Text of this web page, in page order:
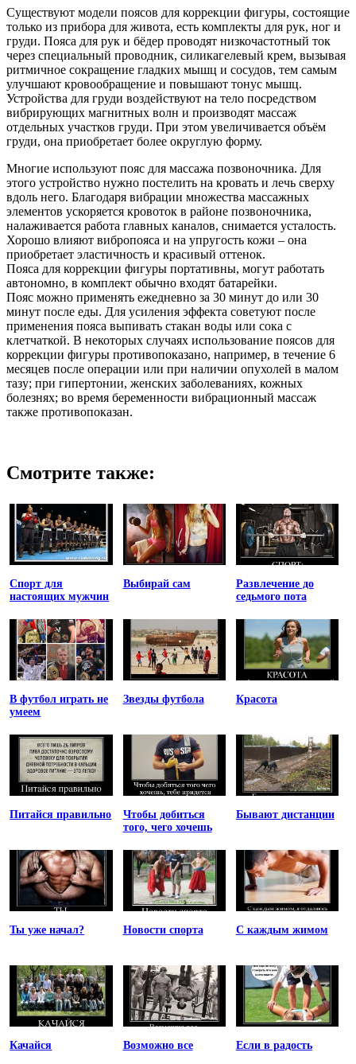
Существуют модели поясов для коррекции фигуры, состоящие
только из прибора для живота, есть комплекты для рук, ног и
груди. Пояса для рук и бёдер проводят низкочастотный ток
через специальный проводник, силикагелевый крем, вызывая
ритмичное сокращение гладких мышц и сосудов, тем самым
улучшают кровообращение и повышают тонус мышц.
Устройства для груди воздействуют на тело посредством
вибрирующих магнитных волн и производят массаж
отдельных участков груди. При этом увеличивается объём
груди, она приобретает более округлую форму.
Многие используют пояс для массажа позвоночника. Для
этого устройство нужно постелить на кровать и лечь сверху
вдоль него. Благодаря вибрации множества массажных
элементов ускоряется кровоток в районе позвоночника,
налаживается работа главных каналов, снимается усталость.
Хорошо влияют вибропояса и на упругость кожи – она
приобретает эластичность и красивый оттенок.
Пояса для коррекции фигуры портативны, могут работать
автономно, в комплект обычно входят батарейки.
Пояс можно применять ежедневно за 30 минут до или 30
минут после еды. Для усиления эффекта советуют после
применения пояса выпивать стакан воды или сока с
клетчаткой. В некоторых случаях использование поясов для
коррекции фигуры противопоказано, например, в течение 6
месяцев после операции или при наличии опухолей в малом
тазу; при гипертонии, женских заболеваниях, кожных
болезнях; во время беременности вибрационный массаж
также противопоказан.
Смотрите также:
Спорт для
настоящих мужчин
Выбирай сам
Развлечение до
седьмого пота
В футбол играть не
умеем
Звезды футбола Красота
Питайся правильно
Чтобы добиться
того, чего хочешь
Бывают дистанции
Ты уже начал? Новости спорта С каждым жимом
Качайся Возможно все Если в радость